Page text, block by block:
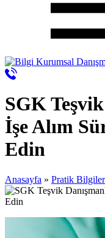
SGK Teşvik
İşe Alım
Edin
Anasayfa » Pratik Bilgiler